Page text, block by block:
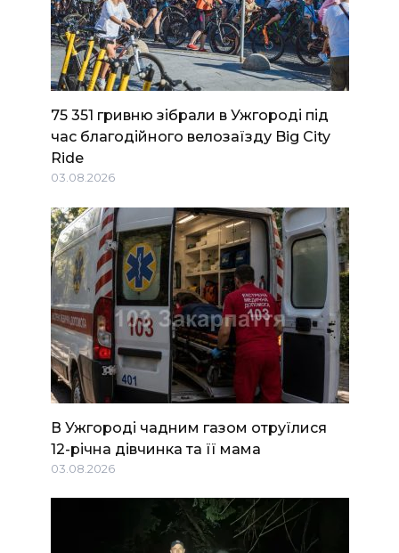
75 351 гривню зібрали в Ужгороді під
час благодійного велозаїзду Big Сity
Ride
03.08.2026
В Ужгороді чадним газом отруїлися
12-річна дівчинка та її мама
03.08.2026